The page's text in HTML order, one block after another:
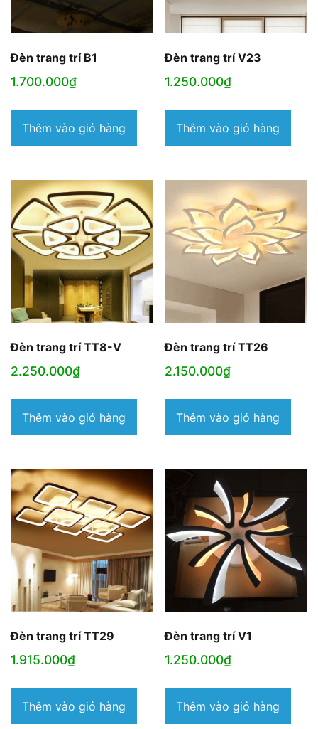
Đèn trang trí B1
1.700.000₫
Thêm vào giỏ hàng
Đèn trang trí V23
1.250.000₫
Thêm vào giỏ hàng
Đèn trang trí TT8-V
2.250.000₫
Thêm vào giỏ hàng
Đèn trang trí TT26
2.150.000₫
Thêm vào giỏ hàng
Đèn trang trí TT29
1.915.000₫
Thêm vào giỏ hàng
Đèn trang trí V1
1.250.000₫
Thêm vào giỏ hàng